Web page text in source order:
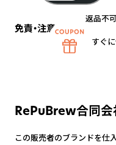
免責・注意事項
返品不可
RePuBrew合同会
この販売者のブランドを仕
すぐ